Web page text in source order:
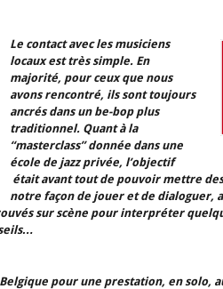
Le contact avec les musiciens
locaux est très simple. En
majorité, pour ceux que nous
avons rencontré, ils sont toujours
ancrés dans un be-bop plus
traditionnel. Quant à la
“masterclass” donnée dans une
école de jazz privée, l’objectif
était avant tout de pouvoir mettre
notre façon de jouer et de dialoguer,
sur scène pour interpréter
pour une prestation, en solo,